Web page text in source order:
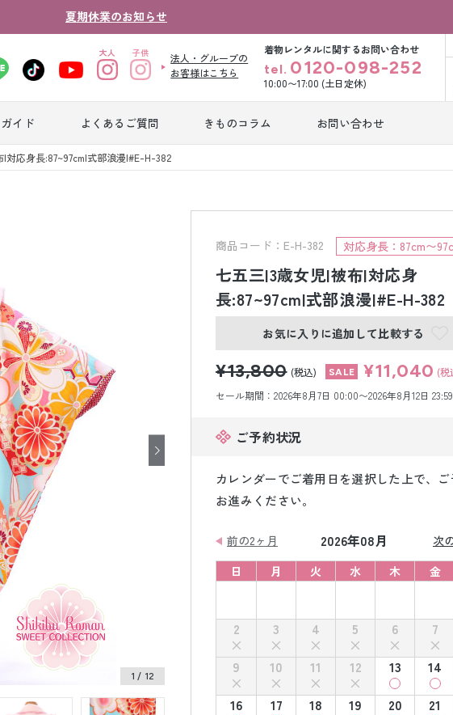
夏期休業のお知らせ
法人・グループの
お客様はこちら
着物レンタルに関するお問い合わせ
tel. 0120-098-252
10:00〜17:00 (土日定休)
イド よくあるご質問 きものコラム お問い合わせ
卒業式袴レンタ
ル
産着レンタル
タル
色打掛&紋付袴
レンタル
対応身長:87~97cm|式部浪漫|#E-H-382
商品コード：E-H-382 対応身長：87cm〜
七五三|3歳女児|被布|対応身
長:87~97cm|式部浪漫|#E-H-382
お気に入りに追加して比較する
¥13,800 (税込) ¥11,040 (税
セール期間：2026年8月7日 00:00〜2026年8月12日
ご予約状況
カレンダーでご着用日を選択した上で、ご
お進みください。
前の2ヶ月 2026年08月
次
日
月 火 水 木 金
2
3 4 5 6 7
9
10 11 12 13 14
16
17 18 19 20 21
1 / 12